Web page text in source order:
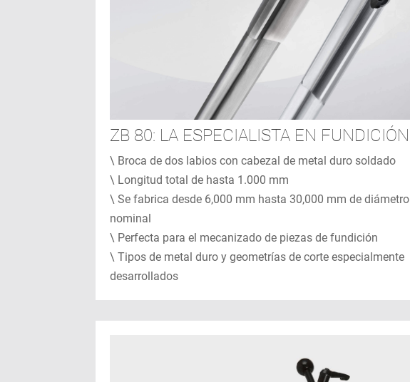
ZB 80: LA ESPECIALISTA EN FUNDICIÓN
\ Broca de dos labios con cabezal de metal duro soldado
\ Longitud total de hasta 1.000 mm
\ Se fabrica desde 6,000 mm hasta 30,000 mm de diámetro
nominal
\ Perfecta para el mecanizado de piezas de fundición
\ Tipos de metal duro y geometrías de corte especialmente
desarrollados